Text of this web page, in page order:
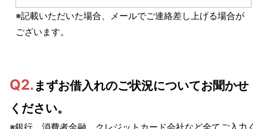
※記載いただいた場合、メールでご連絡差し上げる場合が
ございます。
Q2.まずお借入れのご状況についてお聞かせ
ください。